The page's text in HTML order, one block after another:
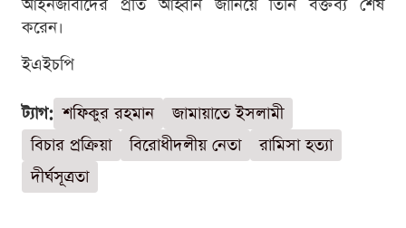
আইনজীবীদের প্রতি আহ্বান জানিয়ে তিনি বক্তব্য শেষ
করেন।
ইএইচপি
ট্যাগ: শফিকুর রহমান
জামায়াতে ইসলামী
বিচার প্রক্রিয়া
বিরোধীদলীয় নেতা
রামিসা হত্যা
দীর্ঘসূত্রতা